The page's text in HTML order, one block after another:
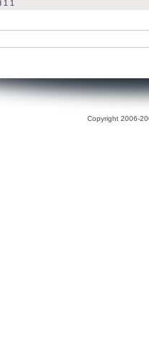
1 1
Copyright 2006-